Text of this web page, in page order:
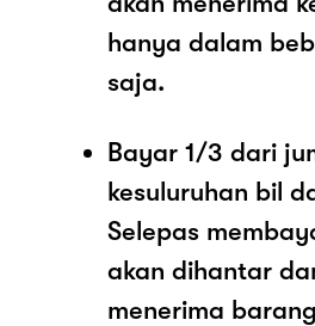
hanya dalam
saja.
Bayar 1/3 dari
kesuluruhan bil
Selepas
akan dihantar
menerima